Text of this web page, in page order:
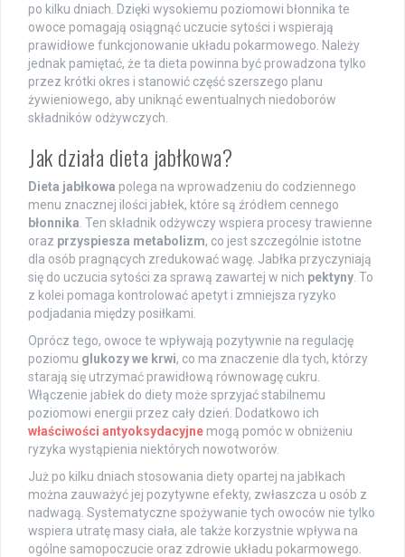
po kilku dniach. Dzięki wysokiemu poziomowi błonnika te
owoce pomagają osiągnąć uczucie sytości i wspierają
prawidłowe funkcjonowanie układu pokarmowego. Należy
jednak pamiętać, że ta dieta powinna być prowadzona tylko
przez krótki okres i stanowić część szerszego planu
żywieniowego, aby uniknąć ewentualnych niedoborów
składników odżywczych.
Jak działa dieta jabłkowa?
Dieta jabłkowa polega na wprowadzeniu do codziennego
menu znacznej ilości jabłek, które są źródłem cennego
błonnika . Ten składnik odżywczy wspiera procesy trawienne
oraz przyspiesza metabolizm, co jest szczególnie istotne
dla osób pragnących zredukować wagę. Jabłka przyczyniają
się do uczucia sytości za sprawą zawartej w nich pektyny . To
z kolei pomaga kontrolować apetyt i zmniejsza ryzyko
podjadania między posiłkami.
Oprócz tego, owoce te wpływają pozytywnie na regulację
poziomu glukozy we krwi, co ma znaczenie dla tych, którzy
starają się utrzymać prawidłową równowagę cukru.
Włączenie jabłek do diety może sprzyjać stabilnemu
poziomowi energii przez cały dzień. Dodatkowo ich
właściwości antyoksydacyjne mogą pomóc w obniżeniu
ryzyka wystąpienia niektórych nowotworów.
Już po kilku dniach stosowania diety opartej na jabłkach
można zauważyć jej pozytywne efekty, zwłaszcza u osób z
nadwagą. Systematyczne spożywanie tych owoców nie tylko
wspiera utratę masy ciała, ale także korzystnie wpływa na
ogólne samopoczucie oraz zdrowie układu pokarmowego.